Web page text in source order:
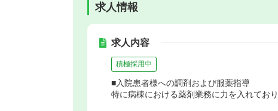
求人情報
求人内容
積極採用中
■入院患者様への調剤および服薬指導
特に病棟における薬剤業務に力を入れており